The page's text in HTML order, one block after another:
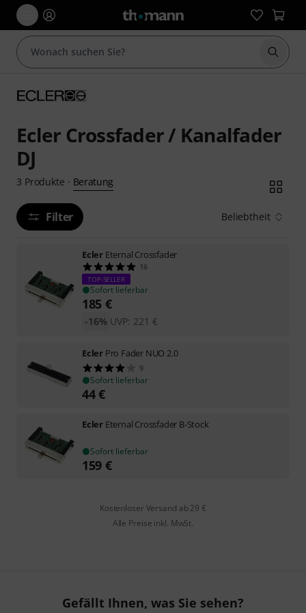
Suche
Ecler Crossfader / Kanalfader
DJ
3 Produkte · Beratung
Filter Beliebtheit
Ecler Eternal Crossfader
16
TOP-SELLER
Sofort lieferbar
185 €
UVP: 221 €
-16%
Ecler Pro Fader NUO 2.0
9
Sofort lieferbar
44€
Ecler Eternal Crossfader B-Stock
Sofort lieferbar
159 €
Kostenloser Versand ab 29 €
Alle Preise inkl. MwSt.
Gefällt Ihnen, was Sie sehen?